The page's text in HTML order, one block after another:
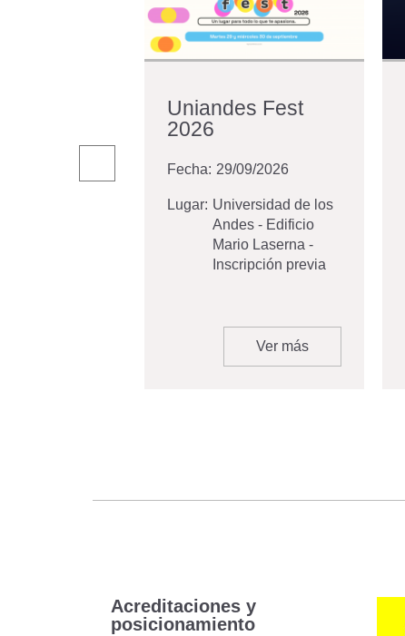
Uniandes Fest
2026
Fecha: 29/09/2026
Lugar: Universidad de los
Andes - Edificio
Mario Laserna -
Inscripción previa
Ver más
Acreditaciones y
posicionamiento